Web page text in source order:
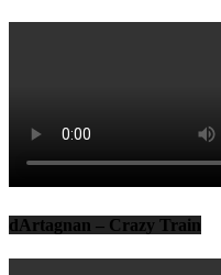
dArtagnan – Crazy Train